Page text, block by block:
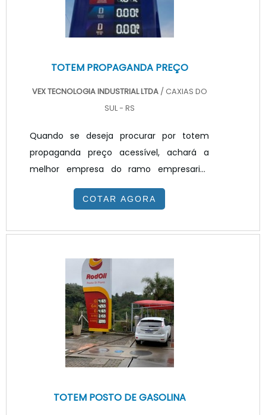
TOTEM PROPAGANDA PREÇO
VEX TECNOLOGIA INDUSTRIAL LTDA / CAXIAS DO
SUL - RS
Quando se deseja procurar por totem
propaganda preço acessível, achará a
melhor empresa do ramo empresarial.
Solicitando um orçamento na melhor
empresa do segmento e encontrando a
benefício.TOTEM PROPAGANDA PREÇO
totem propaganda preço justo e em uma
empresa transparente, vai até o site da
VEX Tecnologia. A empresa trabalha com
painel de LED para posto de combustível e
COTAR AGORA
TOTEM POSTO DE GASOLINA